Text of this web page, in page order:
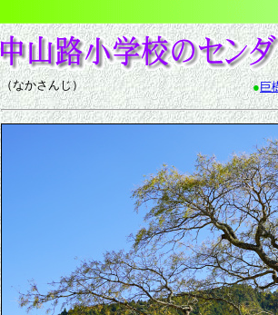
（なかさんじ） ●巨